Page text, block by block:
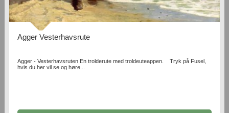
Agger Vesterhavsrute
Agger - Vesterhavsruten En trolderute med troldeuteappen. Tryk på Fusel,
hvis du her vil se og høre...